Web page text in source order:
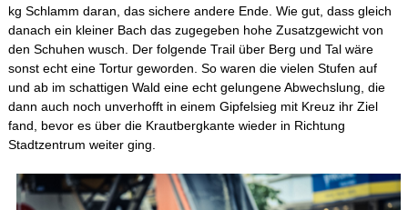
kg Schlamm daran, das sichere andere Ende. Wie gut, dass gleich
danach ein kleiner Bach das zugegeben hohe Zusatzgewicht von
den Schuhen wusch. Der folgende Trail über Berg und Tal wäre
sonst echt eine Tortur geworden. So waren die vielen Stufen auf
und ab im schattigen Wald eine echt gelungene Abwechslung, die
dann auch noch unverhofft in einem Gipfelsieg mit Kreuz ihr Ziel
fand, bevor es über die Krautbergkante wieder in Richtung
Stadtzentrum weiter ging.